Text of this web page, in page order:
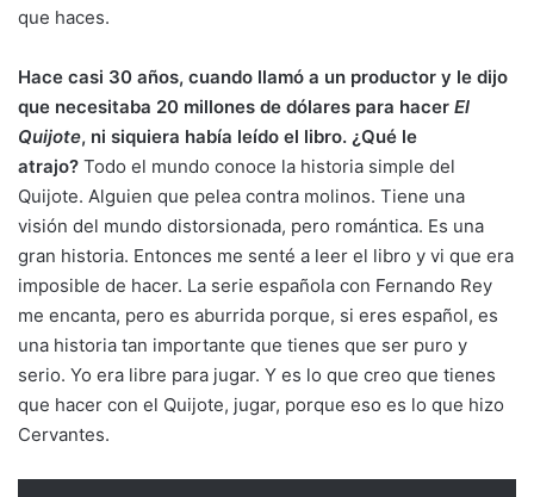
que haces.
Hace casi 30 años, cuando llamó a un productor y le dijo
que necesitaba 20 millones de dólares para hacer El
Quijote, ni siquiera había leído el libro. ¿Qué le
atrajo? Todo el mundo conoce la historia simple del
Quijote. Alguien que pelea contra molinos. Tiene una
visión del mundo distorsionada, pero romántica. Es una
gran historia. Entonces me senté a leer el libro y vi que era
imposible de hacer. La serie española con Fernando Rey
me encanta, pero es aburrida porque, si eres español, es
una historia tan importante que tienes que ser puro y
serio. Yo era libre para jugar. Y es lo que creo que tienes
que hacer con el Quijote, jugar, porque eso es lo que hizo
Cervantes.